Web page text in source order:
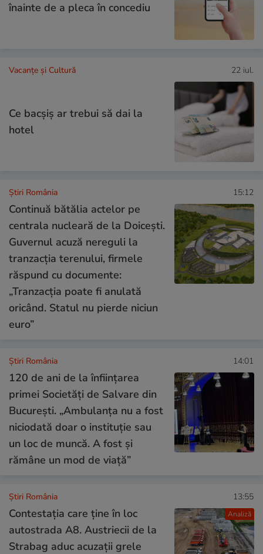
înainte de a pleca în concediu
Vacanțe și Cultură 22 iul.
Ce bacşiş ar trebui să dai la
hotel
Știri România 15:12
Continuă bătălia actelor pe
centrala nucleară de la Doicești.
Guvernul acuză nereguli la
tranzacția terenului, firmele
răspund cu documente:
„Tranzacția poate fi anulată
oricând. Statul nu pierde niciun
euro”
Știri România 14:01
120 de ani de la înființarea
primei Societăți de Salvare din
București. „Ambulanța nu a fost
niciodată doar o instituție sau
un loc de muncă. A fost și
rămâne un mod de viață”
Analiză
Știri România 13:55
Contestația care ține în loc
autostrada A8. Austriecii de la
Strabag aduc acuzații grele